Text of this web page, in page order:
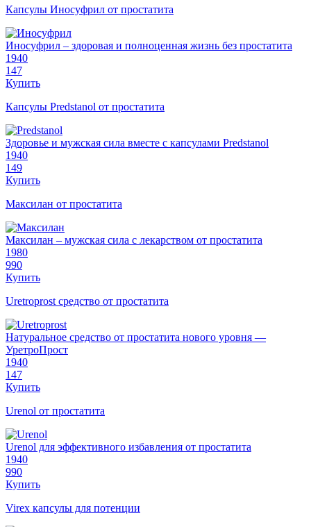
Капсулы Иносуфрил от простатита
Иносуфрил – здоровая и полноценная жизнь без простатита
1940
147
Купить
Капсулы Predstanol от простатита
Здоровье и мужская сила вместе с капсулами Predstanol
1940
149
Купить
Максилан от простатита
Максилан – мужская сила с лекарством от простатита
1980
990
Купить
Uretroprost средство от простатита
Натуральное средство от простатита нового уровня —
УретроПрост
1940
147
Купить
Urenol от простатита
Urenol для эффективного избавления от простатита
1940
990
Купить
Virex капсулы для потенции